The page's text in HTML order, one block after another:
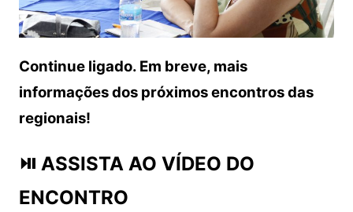
Continue ligado. Em breve, mais
informações dos próximos encontros das
regionais!
⏯ ASSISTA AO VÍDEO DO
ENCONTRO